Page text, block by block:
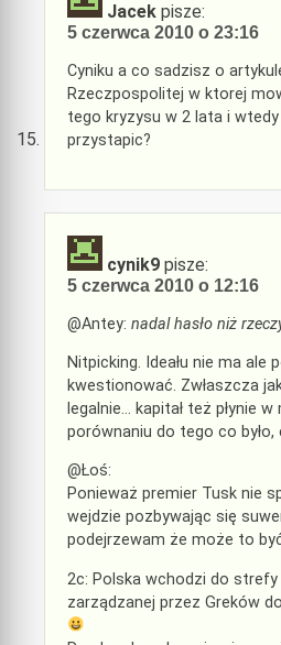
Jacek pisze:
5 czerwca 2010 o 23:16
Cyniku a co sadzisz o
Rzeczpospolitej w ktorej
tego kryzysu w 2 lata i wtedy
przystapic?
cynik9 pisze:
5 czerwca 2010 o 12:16
@Antey: nadal hasło niż
Nitpicking. Ideału nie ma ale
kwestionować. Zwłaszcza
legalnie… kapitał też płynie
porównaniu do tego co było,
@Łoś:
Ponieważ premier Tusk nie
wejdzie pozbywając się
podejrzewam że może to
2c: Polska wchodzi do strefy
zarządzanej przez Greków